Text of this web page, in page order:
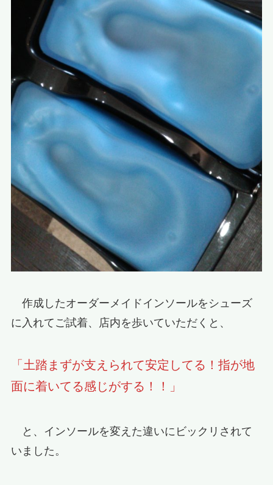
作成したオーダーメイドインソールをシューズ
に入れてご試着、店内を歩いていただくと、
「土踏まずが支えられて安定してる！指が地
面に着いてる感じがする！！」
と、インソールを変えた違いにビックリされて
いました。